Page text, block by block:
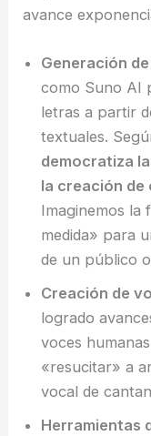
avance
Generación
como Suno AI
letras a partir
textuales.
democratiza
la creación
Imaginemos la
medida» para
de un público
Creación de
logrado
voces
«resucitar» a
vocal de
Herramientas